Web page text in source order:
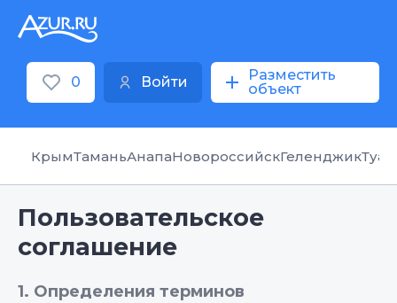
0 Войти
Разместить
объект
КрымТаманьАнапаНовороссийскГеленджик
Пользовательское
соглашение
1. Определения терминов